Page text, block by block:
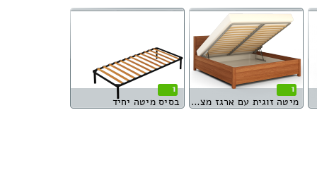
1
מיטה זוגית עם ארגז מצעים
1
בסיס מיטה יחיד